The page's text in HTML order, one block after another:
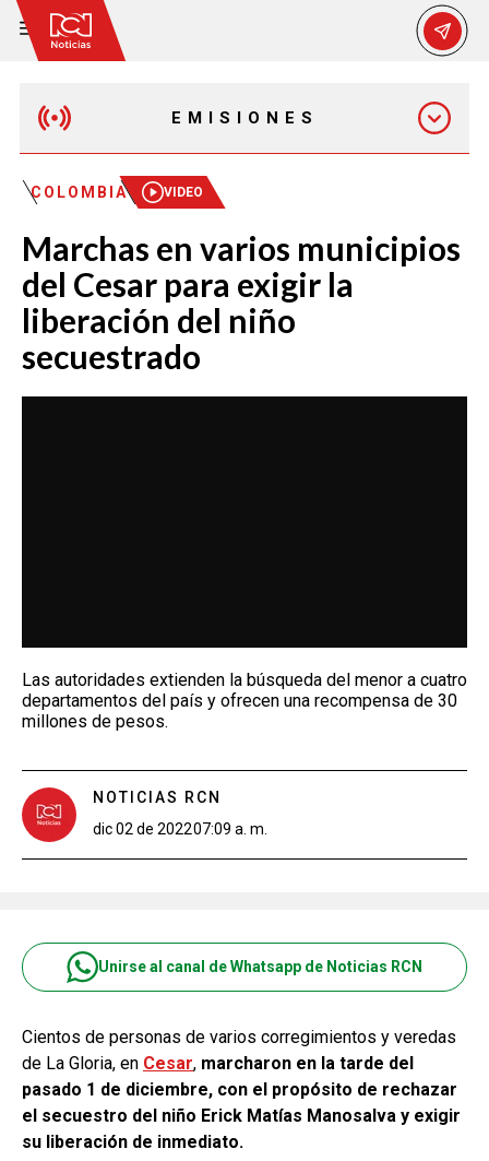
EMISIONES
EMISIÓN 12:30 PM
EMISIÓN 7:00 PM
COLOMBIA VIDEO
Marchas en varios municipios
del Cesar para exigir la
liberación del niño
secuestrado
Las autoridades extienden la búsqueda del menor a cuatro
departamentos del país y ofrecen una recompensa de 30
millones de pesos.
NOTICIAS RCN
dic 02 de 202207:09 a. m.
Unirse al canal de Whatsapp de Noticias RCN
Cientos de personas de varios corregimientos y veredas
de La Gloria, en Cesar, marcharon en la tarde del
pasado 1 de diciembre, con el propósito de rechazar
el secuestro del niño Erick Matías Manosalva y exigir
su liberación de inmediato.